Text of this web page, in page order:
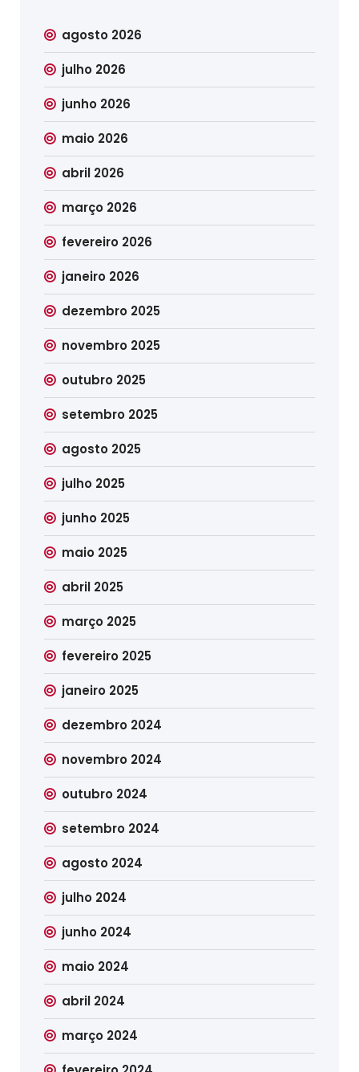
agosto 2026
julho 2026
junho 2026
maio 2026
abril 2026
março 2026
fevereiro 2026
janeiro 2026
dezembro 2025
novembro 2025
outubro 2025
setembro 2025
agosto 2025
julho 2025
junho 2025
maio 2025
abril 2025
março 2025
fevereiro 2025
janeiro 2025
dezembro 2024
novembro 2024
outubro 2024
setembro 2024
agosto 2024
julho 2024
junho 2024
maio 2024
abril 2024
março 2024